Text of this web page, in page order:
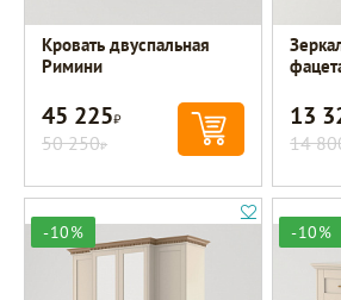
Кровать двуспальная
Римини
45 225Р
50 250Р
13
14
-10% -10%